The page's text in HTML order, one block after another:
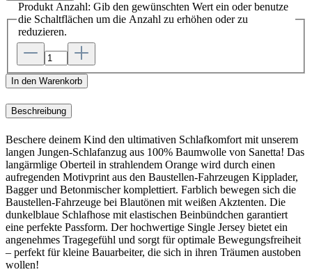
Produkt Anzahl: Gib den gewünschten Wert ein oder benutze
die Schaltflächen um die Anzahl zu erhöhen oder zu
reduzieren.
In den Warenkorb
Beschreibung
Beschere deinem Kind den ultimativen Schlafkomfort mit unserem
langen Jungen-Schlafanzug aus 100% Baumwolle von Sanetta! Das
langärmlige Oberteil in strahlendem Orange wird durch einen
aufregenden Motivprint aus den Baustellen-Fahrzeugen Kipplader,
Bagger und Betonmischer komplettiert. Farblich bewegen sich die
Baustellen-Fahrzeuge bei Blautönen mit weißen Akztenten. Die
dunkelblaue Schlafhose mit elastischen Beinbündchen garantiert
eine perfekte Passform. Der hochwertige Single Jersey bietet ein
angenehmes Tragegefühl und sorgt für optimale Bewegungsfreiheit
– perfekt für kleine Bauarbeiter, die sich in ihren Träumen austoben
wollen!